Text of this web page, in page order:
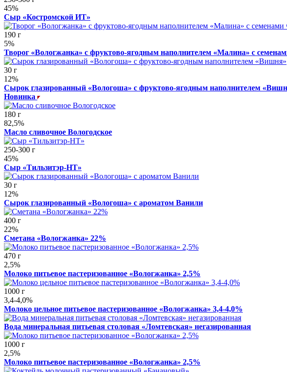
45%
Сыр «Костромской ИТ»
190 г
5%
Творог «Вологжанка» с фруктово-ягодным наполнителем «Малина» с
30 г
12%
Сырок глазированный «Вологоша» с фруктово-ягодным наполнителем
Новинка
180 г
82,5%
Масло сливочное Вологодское
250-300 г
45%
Сыр «Тильзитэр-НТ»
30 г
12%
Сырок глазированный «Вологоша» с ароматом Ванили
400 г
22%
Сметана «Вологжанка» 22%
470 г
2,5%
Молоко питьевое пастеризованное «Вологжанка» 2,5%
1000 г
3,4-4,0%
Молоко цельное питьевое пастеризованное «Вологжанка» 3,4-4,0%
Вода минеральная питьевая столовая «Ломтевская» негазированная
1000 г
2,5%
Молоко питьевое пастеризованное «Вологжанка» 2,5%